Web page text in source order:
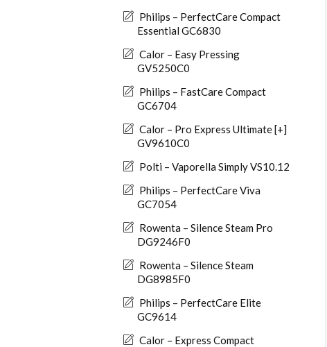
Philips – PerfectCare Compact
Essential GC6830
Calor – Easy Pressing
GV5250C0
Philips – FastCare Compact
GC6704
Calor – Pro Express Ultimate [+]
GV9610C0
Polti – Vaporella Simply VS10.12
Philips – PerfectCare Viva
GC7054
Rowenta – Silence Steam Pro
DG9246F0
Rowenta – Silence Steam
DG8985F0
Philips – PerfectCare Elite
GC9614
Calor – Express Compact